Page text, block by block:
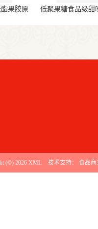
果胶原
低聚果糖食品级甜
(©) 2026 XML 技术支持： 食品商